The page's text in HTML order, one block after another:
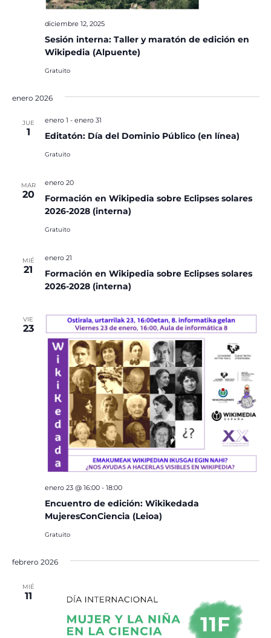
Sesión interna: Taller y maratón de edición en
Wikipedia (Alpuente)
diciembre 12, 2025
Gratuito
enero 2026
JUE
1 Editatón: Día del Dominio Público (en línea)
enero 1 - enero 31
Gratuito
MAR
20
Formación en Wikipedia sobre Eclipses solares
2026-2028 (interna)
enero 20
Gratuito
MIÉ
21
Formación en Wikipedia sobre Eclipses solares
2026-2028 (interna)
enero 21
VIE
23
Encuentro de edición: Wikikedada
MujeresConCiencia (Leioa)
enero 23 @ 16:00- 18:00
Gratuito
febrero 2026
MIÉ
11